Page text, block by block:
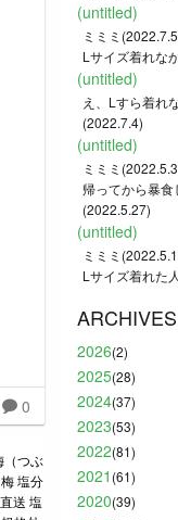
0
（つぶ
塩分
送 塩
(untitled)
ミミミ
Lサイズ着れな
(untitled)
え、Lすら着れ
(2022.7.4)
(untitled)
ミミミ
帰ってから暴食
(2022.5.27)
(untitled)
ミミミ
Lサイズ着れた
ARCHIVES
2026(2)
2025(28)
2024(37)
2023(53)
2022(81)
2021 (61)
2020(39)